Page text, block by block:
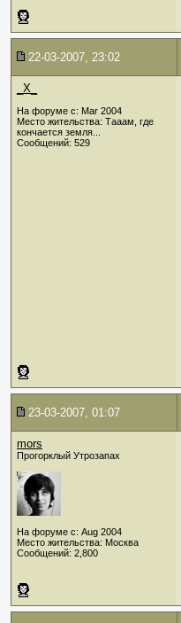
22-03-2007, 23:02
_X_
На форуме с: Mar 2004
Место жительства: Тааам, где
кончается земля...
Сообщений: 529
23-03-2007, 01:07
mors
Прогорклый Утрозапах
На форуме с: Aug 2004
Место жительства: Москва
Сообщений: 2,800